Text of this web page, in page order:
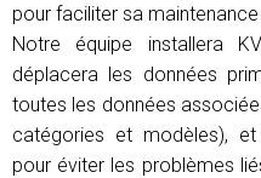
pour faciliter sa
Notre équipe installera
déplacera les données
toutes les données
catégories et modèles),
pour éviter les problèmes